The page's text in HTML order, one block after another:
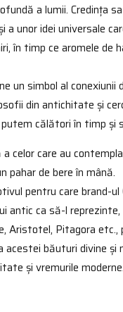
a lumii. Credința
a unor idei universale
în timp ce aromele de
un simbol al conexiunii
din antichitate și
călători în timp și
celor care au
pahar de bere în mână.
pentru care brand-ul
antic ca să-l
Aristotel, Pitagora
acestei băuturi divine și
și vremurile moderne.